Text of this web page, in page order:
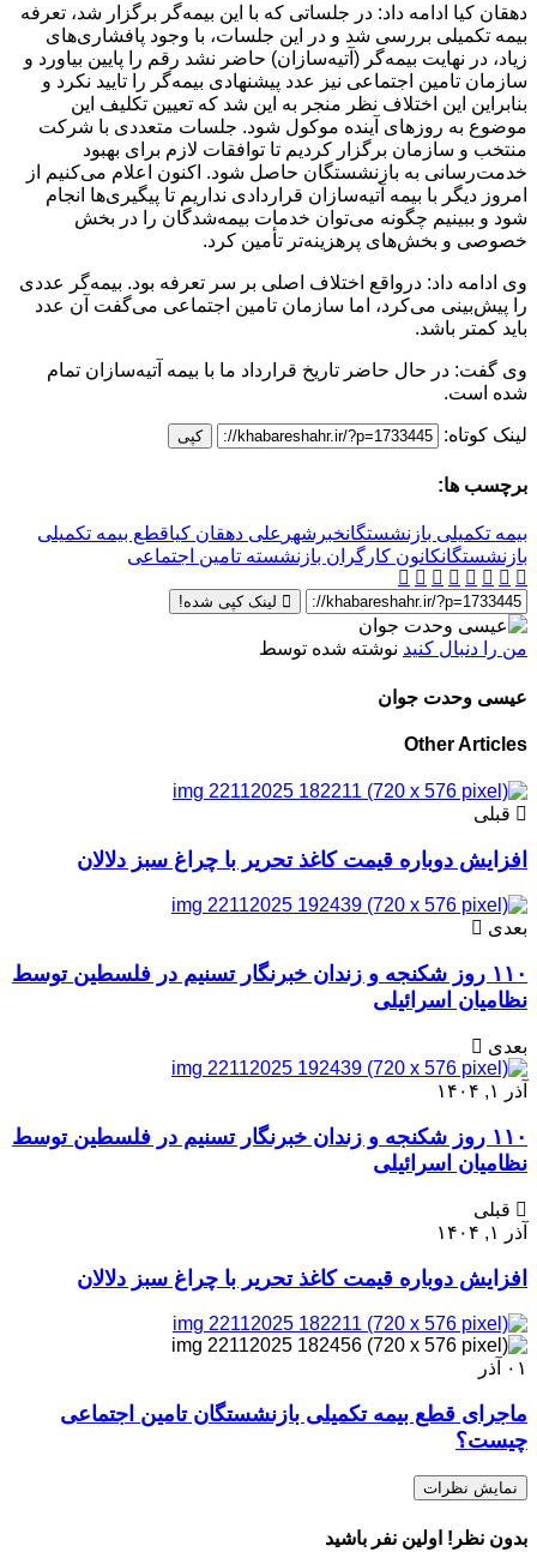
دهقان کیا ادامه داد: در جلساتی که با این بیمه‌گر برگزار شد، تعرفه‌
بیمه تکمیلی بررسی شد و در این جلسات، با وجود پافشاری‌های
زیاد، در نهایت بیمه‌گر (آتیه‌سازان) حاضر نشد رقم را پایین بیاورد و
سازمان تامین اجتماعی نیز عدد پیشنهادی بیمه‌گر را تایید نکرد و
بنابراین این اختلاف نظر منجر به این شد که تعیین تکلیف این
موضوع به روزهای آینده موکول شود. جلسات متعددی با شرکت
منتخب و سازمان برگزار کردیم تا توافقات لازم برای بهبود
خدمت‌رسانی به بازنشستگان حاصل شود. اکنون اعلام می‌کنیم از
امروز دیگر با بیمه آتیه‌سازان قراردادی نداریم تا پیگیری‌ها انجام
شود و ببینیم چگونه می‌توان خدمات بیمه‌شدگان را در بخش
خصوصی و بخش‌های پرهزینه‌تر تأمین کرد.
وی ادامه داد: درواقع اختلاف اصلی بر سر تعرفه بود. بیمه‌گر عددی
را پیش‌بینی می‌کرد، اما سازمان تامین اجتماعی می‌گفت آن عدد
باید کمتر باشد.
وی گفت: در حال حاضر تاریخ قرارداد ما با بیمه آتیه‌سازان تمام
شده است.
لینک کوتاه: کپی
برچسب ها:
بیمه تکمیلی بازنشستگانخبرشهر علی دهقان کیاقطع بیمه تکمیلی
بازنشستگانکانون کارگران بازنشسته تامین اجتماعی
لینک کپی شده!
من را دنبال کنید نوشته شده توسط
عیسی وحدت جوان
Other Articles
قبلی
افزایش دوباره قیمت کاغذ تحریر با چراغ سبز دلالان
بعدی
۱۱۰ روز شکنجه و زندان خبرنگار تسنیم در فلسطین توسط
نظامیان اسرائیلی
بعدی
آذر ۱, ۱۴۰۴
۱۱۰ روز شکنجه و زندان خبرنگار تسنیم در فلسطین توسط
نظامیان اسرائیلی
قبلی
آذر ۱, ۱۴۰۴
افزایش دوباره قیمت کاغذ تحریر با چراغ سبز دلالان
۰۱ آذر
ماجرای قطع بیمه تکمیلی بازنشستگان تامین اجتماعی
چیست؟
نمایش نظرات
بدون نظر! اولین نفر باشید